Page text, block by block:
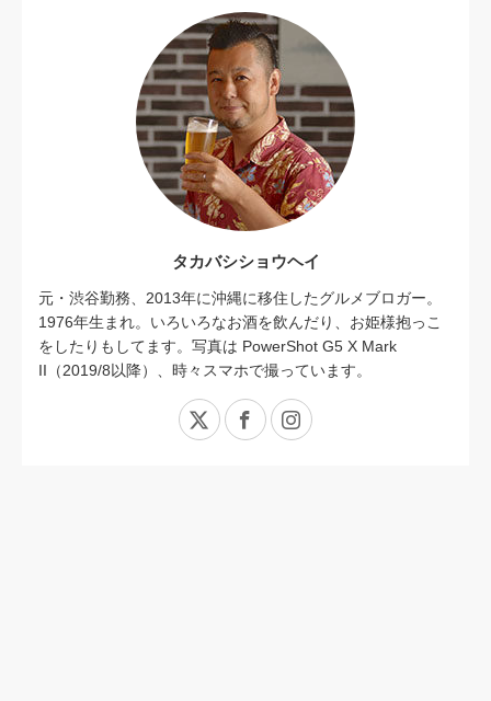
タカバシショウヘイ
元・渋谷勤務、2013年に沖縄に移住したグルメブロガー。
1976年生まれ。いろいろなお酒を飲んだり、お姫様抱っこ
をしたりもしてます。写真は PowerShot G5 X Mark
II（2019/8以降）、時々スマホで撮っています。
X FacebookInstagram